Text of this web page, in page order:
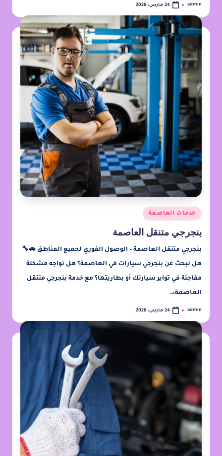
admin 24 مارس، 2026
خدمات العاصمة
بنجرجي متنقل العاصمة
بنجرجي متنقل العاصمة – الوصول الفوري لجميع المناطق 🚗🔧
هل تبحث عن بنجرجي سيارات في العاصمة؟ هل تواجه مشكلة
مفاجئة في تواير سيارتك أو بطاريتها؟ مع خدمة بنجرجي متنقل
العاصمة،…
admin 24 مارس، 2026